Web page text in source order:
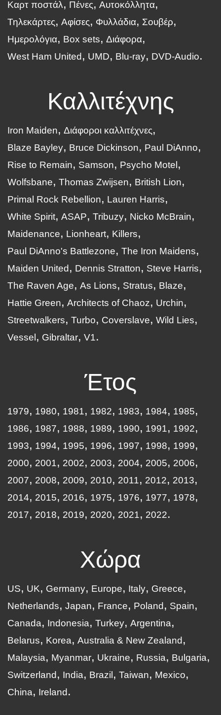
Καρτ ποστάλ
Πένες
Αυτοκόλλητα
Τηλεκάρτες
Αφίσες Φυλλάδια
Σουβέρ
Ημερολόγια
Box sets
Διάφορα
West Ham United
UMD Blu-ray DVD-Audio
Καλλιτέχνης
Iron Maiden
Διάφοροι καλλιτέχνες
Blaze Bayley
Bruce Dickinson
Paul DiAnno
Rise to Remain
Samson
Psycho Motel
Wolfsbane
Thomas Zwijsen
British Lion
Primal Rock Rebellion
Lauren Harris
White Spirit ASAP Tribuzy
Nicko McBrain
Maidenance
Lionheart
Killers
Paul DiAnno's Battlezone
The Iron Maidens
Maiden United
Dennis Stratton
Steve Harris
The Raven Age
As Lions Stratus
Blaze
Hattie Green
Architects of Chaoz
Urchin
Streetwalkers
Turbo Coverslave
Wild Lies
Vessel
Gibraltar V1
Έτος
1979 1980 1981 1982 1983 1984
1985
1986
1987 1988 1989 1990 1991
1992
1993
1994 1995 1996 1997 1998
1999
2000
2001 2002 2003 2004 2005
2006
2007
2008 2009 2010 2011 2012
2013
2014
2015 2016 1975 1976 1977
1978
2017
2018 2019 2020 2021 2022
Χώρα
US UK Germany Europe Italy
Greece
Netherlands
Japan France Poland
Spain
Canada
Indonesia Turkey Argentina
Belarus
Korea
Australia & New Zealand
Malaysia
Myanmar Ukraine Russia
Bulgaria
Switzerland
India Brazil Taiwan
Mexico
China
Ireland